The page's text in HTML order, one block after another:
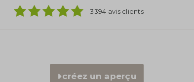
3394 avis clients
créez un aperçu